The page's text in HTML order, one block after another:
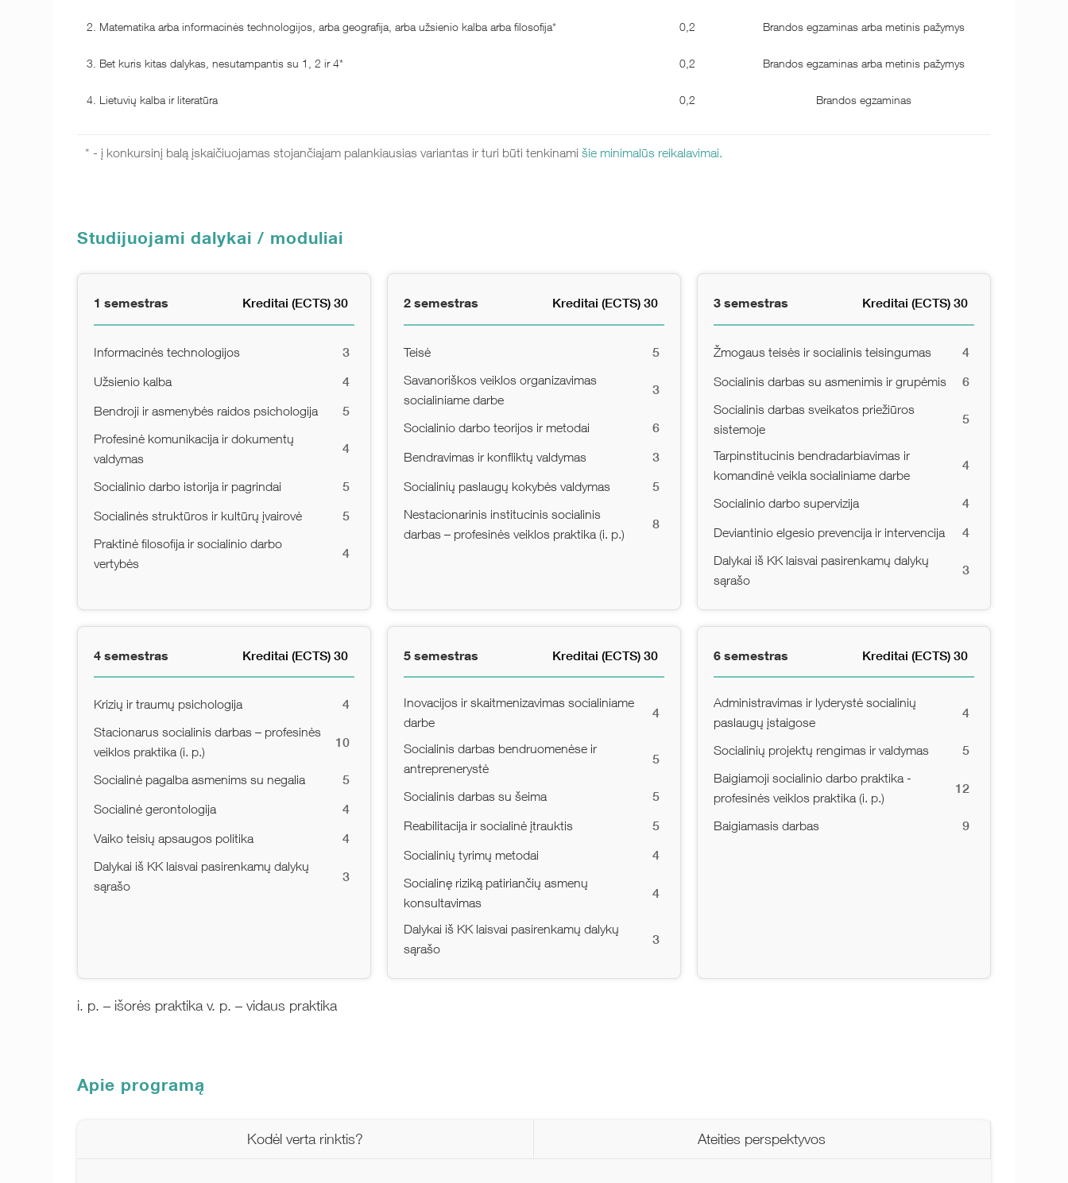
2. Matematika arba informacinės technologijos, arba geografija, arba užsienio kalba arba filosofija* 0,2 Brandos egzaminas arba metinis pažymys
3. Bet kuris kitas dalykas, nesutampantis su 1, 2 ir 4* 0,2 Brandos egzaminas arba metinis pažymys
4. Lietuvių kalba ir literatūra 0,2 Brandos egzaminas
* - į konkursinį balą įskaičiuojamas stojančiajam palankiausias variantas ir turi būti tenkinamišie minimalūs reikalavimai.
Studijuojami dalykai / moduliai
1 semestras Kreditai (ECTS) 30
Informacinės technologijos 3
Užsienio kalba 4
Bendroji ir asmenybės raidos psichologija 5
Profesinė komunikacija ir dokumentų
valdymas
4
Socialinio darbo istorija ir pagrindai 5
Socialinės struktūros ir kultūrų įvairovė 5
Praktinė filosofija ir socialinio darbo
vertybės
4
2 semestras Kreditai (ECTS) 30
Teisė 5
Savanoriškos veiklos organizavimas
socialiniame darbe
3
Socialinio darbo teorijos ir metodai 6
Bendravimas ir konfliktų valdymas 3
Socialinių paslaugų kokybės valdymas 5
Nestacionarinis institucinis socialinis
darbas – profesinės veiklos praktika (i. p.)
8
3 semestras Kreditai (ECTS) 30
Žmogaus teisės ir socialinis teisingumas 4
Socialinis darbas su asmenimis ir grupėmis 6
Socialinis darbas sveikatos priežiūros
sistemoje
5
Tarpinstitucinis bendradarbiavimas ir
komandinė veikla socialiniame darbe
4
Socialinio darbo supervizija 4
Deviantinio elgesio prevencija ir intervencija 4
Dalykai iš KK laisvai pasirenkamų dalykų
sąrašo
3
4 semestras Kreditai (ECTS) 30
Krizių ir traumų psichologija 4
Stacionarus socialinis darbas – profesinės
veiklos praktika (i. p.)
10
Socialinė pagalba asmenims su negalia 5
Socialinė gerontologija 4
Vaiko teisių apsaugos politika 4
Dalykai iš KK laisvai pasirenkamų dalykų
sąrašo
3
5 semestras Kreditai (ECTS) 30
Inovacijos ir skaitmenizavimas socialiniame
darbe
4
Socialinis darbas bendruomenėse ir
antreprenerystė
5
Socialinis darbas su šeima 5
Reabilitacija ir socialinė įtrauktis 5
Socialinių tyrimų metodai 4
Socialinę riziką patiriančių asmenų
konsultavimas
4
Dalykai iš KK laisvai pasirenkamų dalykų
sąrašo
3
6 semestras Kreditai (ECTS) 30
Administravimas ir lyderystė socialinių
paslaugų įstaigose
4
Socialinių projektų rengimas ir valdymas 5
Baigiamoji socialinio darbo praktika -
profesinės veiklos praktika (i. p.)
12
Baigiamasis darbas 9
i. p. – išorės praktika v. p. – vidaus praktika
Apie programą
Kodėl verta rinktis? Ateities perspektyvos